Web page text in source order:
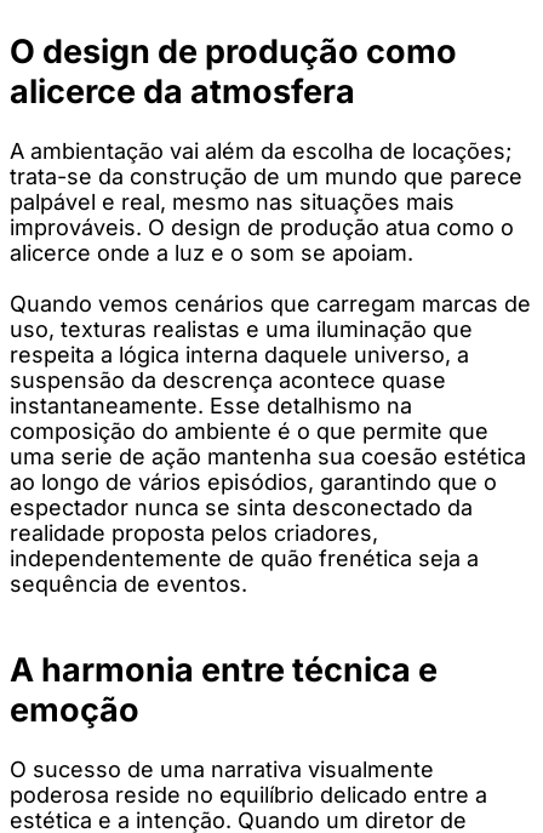
O design de produção como
alicerce da atmosfera
A ambientação vai além da escolha de locações;
trata-se da construção de um mundo que parece
palpável e real, mesmo nas situações mais
improváveis. O design de produção atua como o
alicerce onde a luz e o som se apoiam.
Quando vemos cenários que carregam marcas de
uso, texturas realistas e uma iluminação que
respeita a lógica interna daquele universo, a
suspensão da descrença acontece quase
instantaneamente. Esse detalhismo na
composição do ambiente é o que permite que
uma serie de ação mantenha sua coesão estética
ao longo de vários episódios, garantindo que o
espectador nunca se sinta desconectado da
realidade proposta pelos criadores,
independentemente de quão frenética seja a
sequência de eventos.
A harmonia entre técnica e
emoção
O sucesso de uma narrativa visualmente
poderosa reside no equilíbrio delicado entre a
estética e a intenção. Quando um diretor de